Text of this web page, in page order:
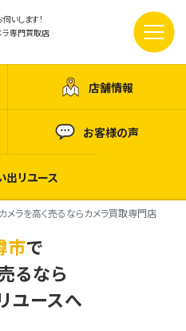
いします！
ラ専門買取店
店舗情報
お客様の声
出リユース
メラを高く売るならカメラ買取専門店
市で
るなら
ユースへ